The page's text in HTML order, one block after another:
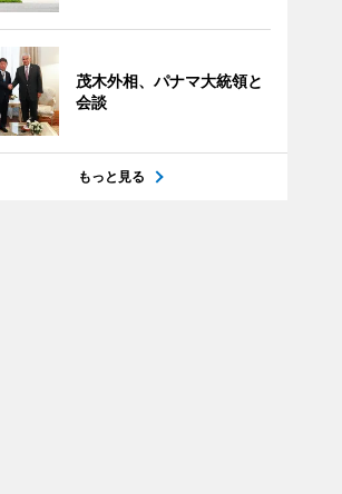
茂木外相、パナマ大統領と
会談
もっと見る